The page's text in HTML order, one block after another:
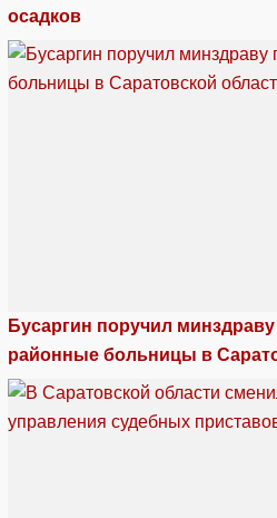
осадков
Бусаргин поручил
районные больницы в